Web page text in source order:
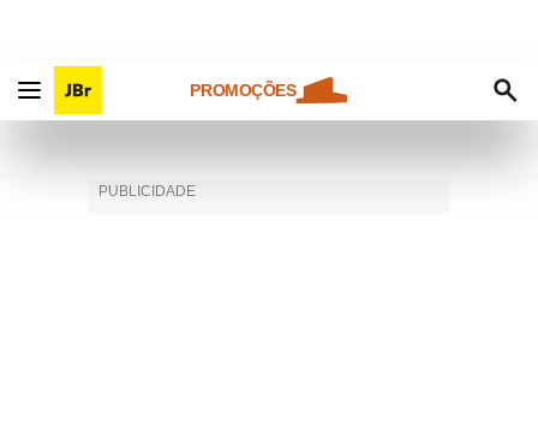
PROMOÇÕES